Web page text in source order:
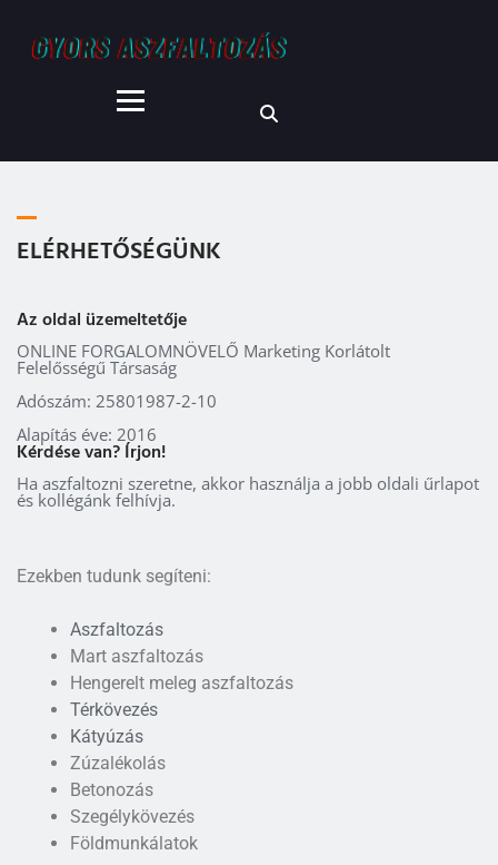
ELÉRHETŐSÉGÜNK
Az oldal üzemeltetője
ONLINE FORGALOMNÖVELŐ Marketing Korlátolt
Felelősségű Társaság
Adószám: 25801987-2-10
Alapítás éve: 2016
Kérdése van? Írjon!
Ha aszfaltozni szeretne, akkor használja a jobb oldali űrlapot
és kollégánk felhívja.
Ezekben tudunk segíteni:
Aszfaltozás
Mart aszfaltozás
Hengerelt meleg aszfaltozás
Térkövezés
Kátyúzás
Zúzalékolás
Betonozás
Szegélykövezés
Földmunkálatok